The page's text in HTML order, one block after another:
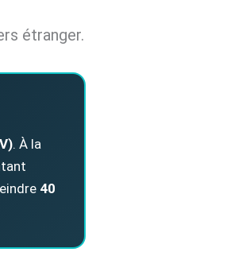
étranger.
. À la
40